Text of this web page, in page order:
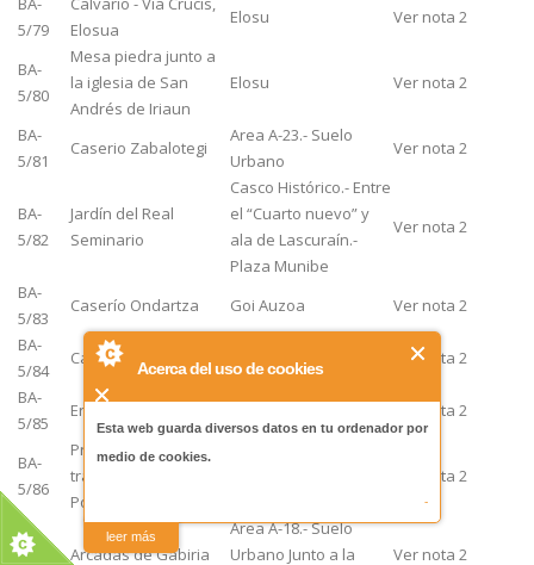
Acerca del uso de cookies
Esta web guarda diversos datos en tu ordenador por
medio de cookies.
-
leer más
5/79
Elosua
Elosu Ver nota 2
BA-
5/80
Mesa piedra junto a
la iglesia de San
Andrés de Iriaun
Elosu Ver nota 2
BA-
5/81
Caserio Zabalotegi
Area A-23.- Suelo
Urbano
Ver nota 2
BA-
5/82
Jardín del Real
Seminario
Casco Histórico.- Entre
el “Cuarto nuevo” y
ala de Lascuraín.-
Plaza Munibe
Ver nota 2
BA-
5/83
Caserío Ondartza Goi Auzoa
Ver nota 2
BA-
5/84
Caserío Ipintza Goiauzoa
Ver nota 2
BA-
5/85
Ermita de San Marcial Ver nota 2
BA-
5/86
Primitivo depósito de
traída de aguas del
Pol-Pol en Iraburu
Ver nota 2
BA-
Arcadas de Gabiria
Area A-18.- Suelo
Urbano Junto a la
Ver nota 2